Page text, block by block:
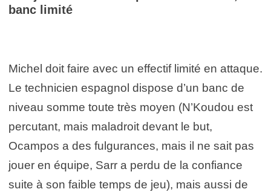
banc limité
Michel doit faire avec un effectif limité en attaque.
Le technicien espagnol dispose d’un banc de
niveau somme toute très moyen (N’Koudou est
percutant, mais maladroit devant le but,
Ocampos a des fulgurances, mais il ne sait pas
jouer en équipe, Sarr a perdu de la confiance
suite à son faible temps de jeu), mais aussi de